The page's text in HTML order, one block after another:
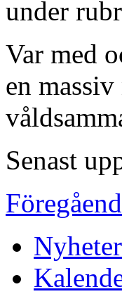
under
Var med
en
Senast
Nyheter